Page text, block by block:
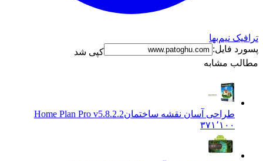
نیم‌بها
فایل:
کپی شد
مشابه
طراحی آسان نقشه ساختمانHome Plan Pro v5.8.2.2
۳۷۱٬۱۰۰